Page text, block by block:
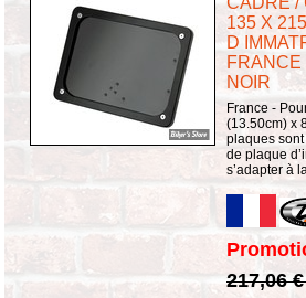
135 X
D
FRANCE
NOIR
France -
(13.50cm) x
plaques
de plaque
s’adapter à
217,06